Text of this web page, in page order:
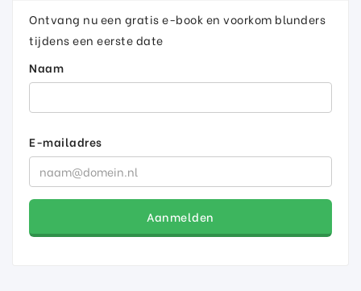
Ontvang nu een gratis e-book en voorkom blunders
tijdens een eerste date
Naam
E-mailadres
Aanmelden